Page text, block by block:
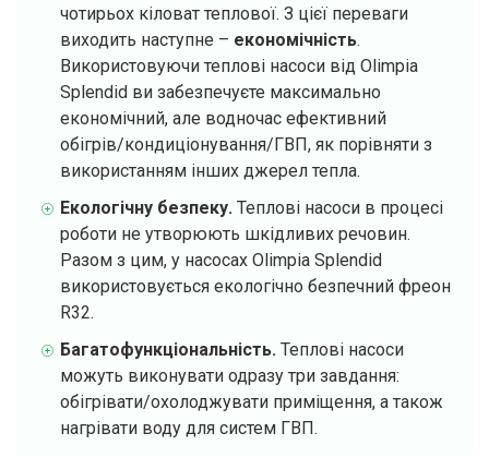
чотирьох кіловат теплової. З цієї переваги
виходить наступне – економічність.
Використовуючи теплові насоси від Olimpia
Splendid ви забезпечуєте максимально
економічний, але водночас ефективний
обігрів/кондиціонування/ГВП, як порівняти з
використанням інших джерел тепла.
Екологічну безпеку. Теплові насоси в процесі
роботи не утворюють шкідливих речовин.
Разом з цим, у насосах Olimpia Splendid
використовується екологічно безпечний фреон
R32.
Багатофункціональність. Теплові насоси
можуть виконувати одразу три завдання:
обігрівати/охолоджувати приміщення, а також
нагрівати воду для систем ГВП.